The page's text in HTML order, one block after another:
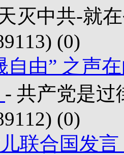
灭中共-就
(0)
自由” 之声
- 共产党是过
(0)
联合国发